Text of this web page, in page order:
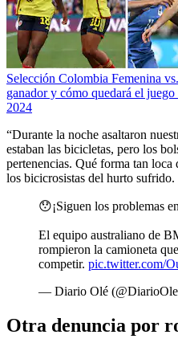
Selección Colombia Femenina
ganador y cómo quedará el
2024
“Durante la noche asaltaron
estaban las bicicletas, pero los
pertenencias. Qué forma tan loca
los bicicrosistas del hurto sufrido.
😯¡Siguen los problemas
El equipo australiano de
rompieron la camioneta
competir. pic.twitter.com/
— Diario Olé
Otra denuncia por